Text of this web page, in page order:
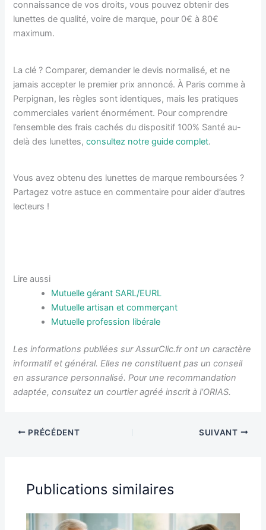
connaissance de vos droits, vous pouvez obtenir des
lunettes de qualité, voire de marque, pour 0€ à 80€
maximum.
La clé ? Comparer, demander le devis normalisé, et ne
jamais accepter le premier prix annoncé. À Paris comme à
Perpignan, les règles sont identiques, mais les pratiques
commerciales varient énormément. Pour comprendre
l’ensemble des frais cachés du dispositif 100% Santé au-
delà des lunettes,consultez notre guide complet.
Vous avez obtenu des lunettes de marque remboursées ?
Partagez votre astuce en commentaire pour aider d’autres
lecteurs !
Lire aussi
Mutuelle gérant SARL/EURL
Mutuelle artisan et commerçant
Mutuelle profession libérale
Les informations publiées sur AssurClic.fr ont un caractère
informatif et général. Elles ne constituent pas un conseil
en assurance personnalisé. Pour une recommandation
adaptée, consultez un courtier agréé inscrit à l’ORIAS.
PRÉCÉDENT SUIVANT
Publications similaires